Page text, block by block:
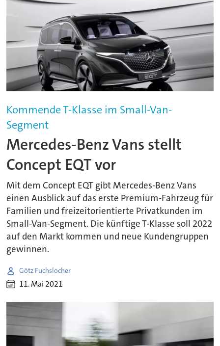
Kommende T-Klasse im Small-Van-
Segment
Mercedes-Benz Vans stellt
Concept EQT vor
Mit dem Concept EQT gibt Mercedes-Benz Vans
einen Ausblick auf das erste Premium-Fahrzeug für
Familien und freizeitorientierte Privatkunden im
Small-Van-Segment. Die künftige T-Klasse soll 2022
auf den Markt kommen und neue Kundengruppen
gewinnen.
Götz Fuchslocher
11. Mai 2021